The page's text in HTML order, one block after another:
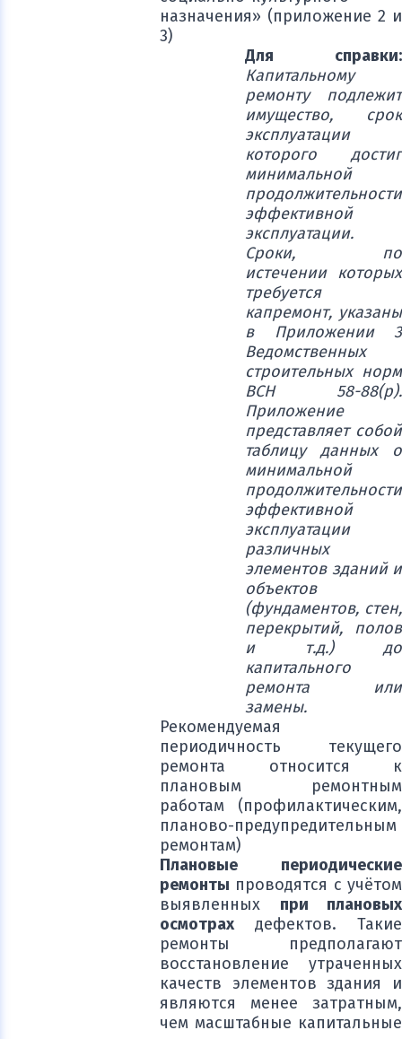
назначения» (приложение 2 и
3)
Для справки:
Капитальному
ремонту подлежит
имущество, срок
эксплуатации
которого достиг
минимальной
продолжительности
эффективной
эксплуатации.
Сроки, по
истечении которых
требуется
капремонт, указаны
в Приложении 3
Ведомственных
строительных норм
ВСН 58-88(р).
Приложение
представляет собой
таблицу данных о
минимальной
продолжительности
эффективной
эксплуатации
различных
элементов зданий и
объектов
(фундаментов, стен,
перекрытий, полов
и т.д.) до
капитального
ремонта или
замены.
Рекомендуемая
периодичность текущего
ремонта относится к
плановым ремонтным
работам (профилактическим,
планово-предупредительным
ремонтам)
Плановые периодические
ремонты проводятся с учётом
выявленных при плановых
осмотрахдефектов. Такие
ремонты предполагают
восстановление утраченных
качеств элементов здания и
являются менее затратным,
чем масштабные капитальные